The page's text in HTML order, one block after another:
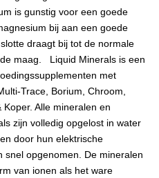
is gunstig voor een goede
bij aan een goede
draagt bij tot de normale
maag. Liquid Minerals is een
met
Trace, Borium, Chroom,
Alle mineralen en
zijn volledig opgelost in water
door hun elektrische
snel opgenomen. De mineralen
van ionen als het ware